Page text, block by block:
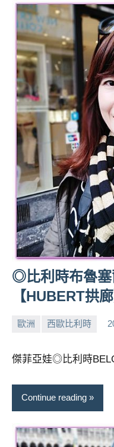
◎比利時布魯塞
【HUBERT拱
歐洲 西歐比利時
No
傑菲亞娃◎比利時
Continue reading